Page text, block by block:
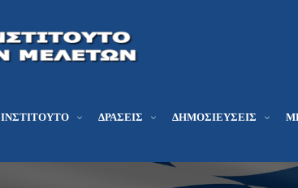
ΙΝΣΤΙΤΟΎΤΟ ΔΡΆΣΕΙΣ ΔΗΜΟΣΙΕΎΣΕΙΣ